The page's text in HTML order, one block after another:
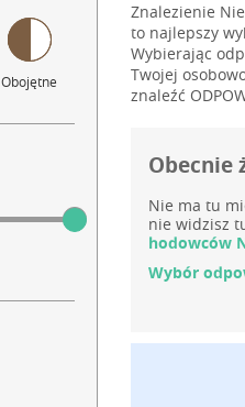
Obojętne
Znalezienie
to najlepszy
Wybierając
Twojej
znaleźć
Obecnie
Nie ma tu
nie widzisz
hodowców
Wybór